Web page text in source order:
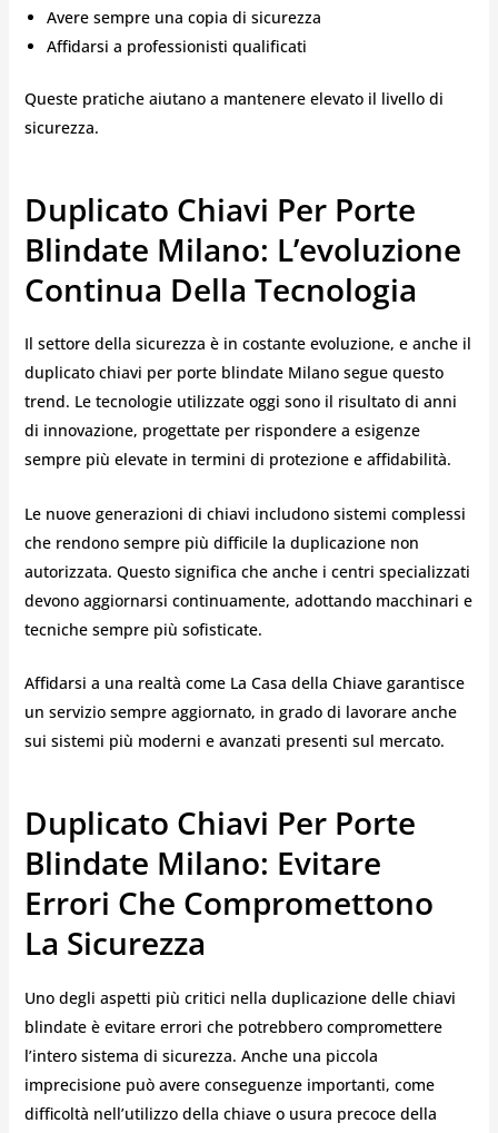
Avere sempre una copia di sicurezza
Affidarsi a professionisti qualificati
Queste pratiche aiutano a mantenere elevato il livello di
sicurezza.
Duplicato Chiavi Per Porte
Blindate Milano: L’evoluzione
Continua Della Tecnologia
Il settore della sicurezza è in costante evoluzione, e anche il
duplicato chiavi per porte blindate Milano segue questo
trend. Le tecnologie utilizzate oggi sono il risultato di anni
di innovazione, progettate per rispondere a esigenze
sempre più elevate in termini di protezione e affidabilità.
Le nuove generazioni di chiavi includono sistemi complessi
che rendono sempre più difficile la duplicazione non
autorizzata. Questo significa che anche i centri specializzati
devono aggiornarsi continuamente, adottando macchinari e
tecniche sempre più sofisticate.
Affidarsi a una realtà come La Casa della Chiave garantisce
un servizio sempre aggiornato, in grado di lavorare anche
sui sistemi più moderni e avanzati presenti sul mercato.
Duplicato Chiavi Per Porte
Blindate Milano: Evitare
Errori Che Compromettono
La Sicurezza
Uno degli aspetti più critici nella duplicazione delle chiavi
blindate è evitare errori che potrebbero compromettere
l’intero sistema di sicurezza. Anche una piccola
imprecisione può avere conseguenze importanti, come
difficoltà nell’utilizzo della chiave o usura precoce della